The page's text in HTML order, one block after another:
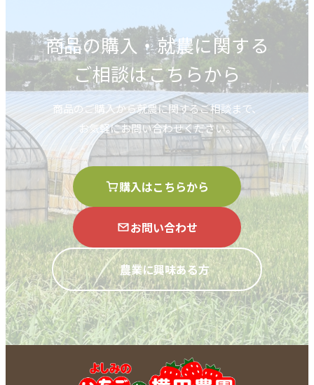
商品の購入・就農に関する
ご相談はこちらから
商品のご購入から就農に関するご相談まで、
お気軽にお問い合わせください。
購入はこちらから
お問い合わせ
農業に興味ある方